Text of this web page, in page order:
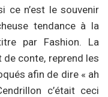
ce n’est le souvenir
tendance à la
par Fashion. La
conte, reprend les
afin de dire « ah
c’était ceci